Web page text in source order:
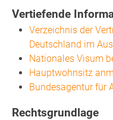
Vertiefende
Verzeichnis der
Deutschland im
Nationales Visum
Hauptwohnsitz
Bundesagentur für
Rechtsgrundlage